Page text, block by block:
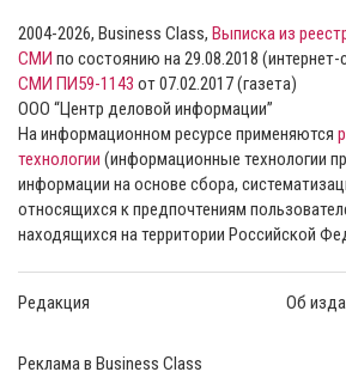
2004-2026, Business Class, Выписка из
СМИ по состоянию на 29.08.2018 (интернет-
СМИ ПИ59-1143 от 07.02.2017 (газета)
ООО “Центр деловой информации”
На информационном ресурсе применяются
технологии (информационные технологии
информации на основе сбора,
относящихся к предпочтениям
находящихся на территории Российской
Редакция Об
Реклама в Business Class